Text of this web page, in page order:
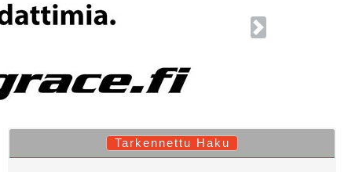
Next
Tarkennettu Haku